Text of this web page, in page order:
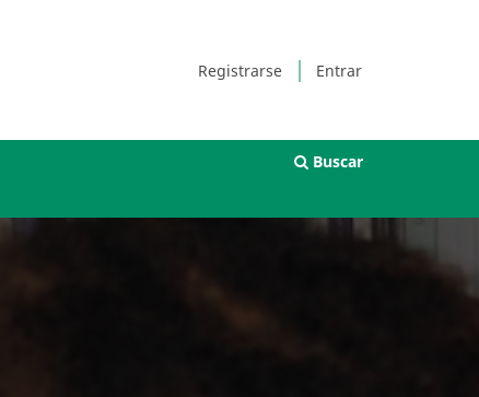
Registrarse Entrar
Buscar